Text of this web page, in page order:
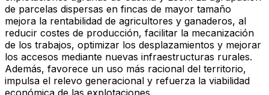
de parcelas dispersas en fincas de mayor tamaño
mejora la rentabilidad de agricultores y ganaderos, al
reducir costes de producción, facilitar la mecanización
de los trabajos, optimizar los desplazamientos y mejorar
los accesos mediante nuevas infraestructuras rurales.
Además, favorece un uso más racional del territorio,
impulsa el relevo generacional y refuerza la viabilidad